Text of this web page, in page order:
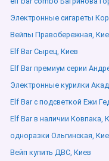
Электронные сигареты
Вейпы Правобережная,
Elf Bar Сырец, Киев
Elf Bar премиум серии
Электронные курилки
Elf Bar с подсветкой Ежи
Elf Bar в наличии Ковпака,
одноразки Ольгинская,
Вейп купить ДВС, Киев